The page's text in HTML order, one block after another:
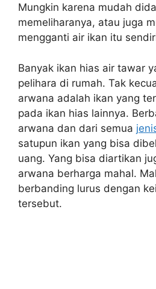
Mungkin karena mudah
memeliharanya, atau juga
mengganti air ikan itu
Banyak ikan hias air tawar
pelihara di rumah. Tak
arwana adalah ikan yang
pada ikan hias lainnya.
arwana dan dari semua
satupun ikan yang bisa
uang. Yang bisa diartikan
arwana berharga mahal.
berbanding lurus dengan
tersebut.